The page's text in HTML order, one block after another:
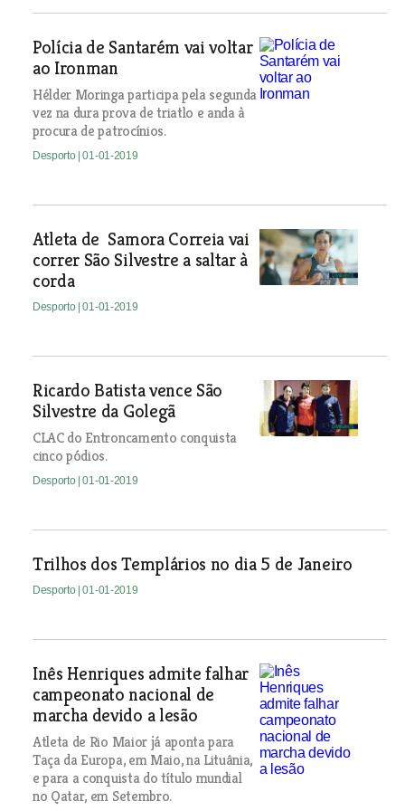
Polícia de Santarém vai voltar
ao Ironman
Hélder Moringa participa pela segunda
vez na dura prova de triatlo e anda à
procura de patrocínios.
Desporto | 01-01-2019
Atleta de Samora Correia vai
correr São Silvestre a saltar à
corda
Desporto | 01-01-2019
Ricardo Batista vence São
Silvestre da Golegã
CLAC do Entroncamento conquista
cinco pódios.
Desporto | 01-01-2019
Trilhos dos Templários no dia 5 de Janeiro
Desporto | 01-01-2019
Inês Henriques admite falhar
campeonato nacional de
marcha devido a lesão
Atleta de Rio Maior já aponta para
Taça da Europa, em Maio, na Lituânia,
e para a conquista do título mundial
no Qatar, em Setembro.